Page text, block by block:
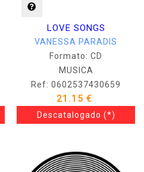
LOVE SONGS
VANESSA PARADIS
Formato: CD
MUSICA
Ref: 0602537430659
21.15 €
Descatalogado (*)